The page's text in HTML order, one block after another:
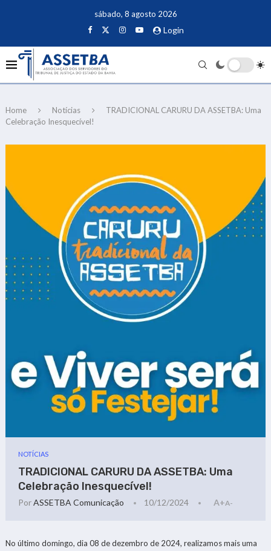
sábado, 8 agosto 2026
Login
Home Notícias
TRADICIONAL CARURU DA ASSETBA: Uma
Celebração Inesquecível!
NOTÍCIAS
TRADICIONAL CARURU DA ASSETBA: Uma
Celebração Inesquecível!
PorASSETBA Comunicação 10/12/2024 A+A-
No último domingo, dia 08 de dezembro de 2024, realizamos mais uma